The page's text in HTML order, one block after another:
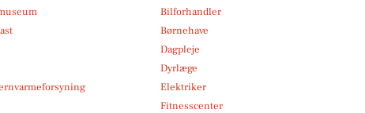
Bilforhandler
Børnehave
Dagpleje
Dyrlæge
Elektriker
Fitnesscenter